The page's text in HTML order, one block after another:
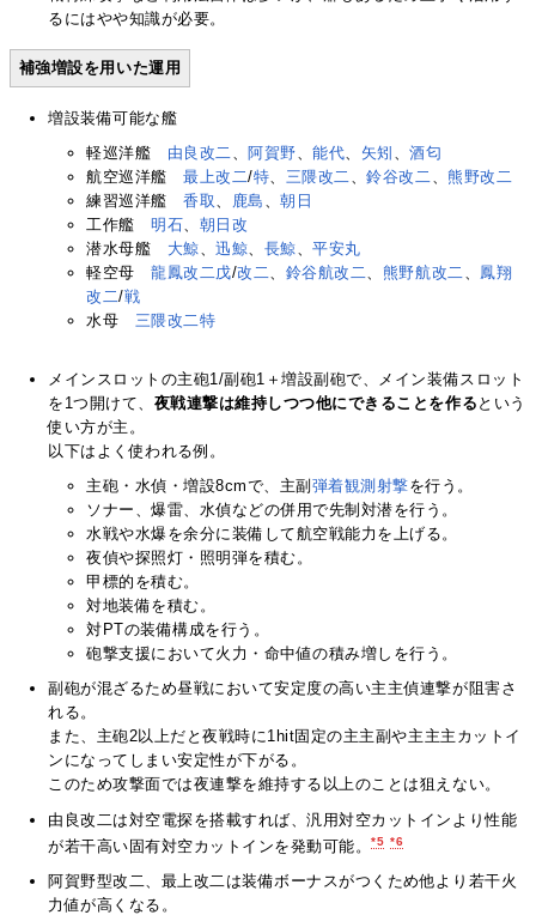
るにはやや知識が必要。
補強増設を用いた運用
増設装備可能な艦
軽巡洋艦 由良改二、 阿賀野、能代、 矢矧 、酒匂
航空巡洋艦最上改二/特、 三隈改二、鈴谷改二、熊野改二
練習巡洋艦香取 、 鹿島 、朝日
工作艦明石、 朝日改
潜水母艦 大鯨、迅鯨、 長鯨、平安丸
軽空母龍鳳改二戊/改二、 鈴谷航改二、 熊野航改二、 鳳翔
改二/戦
水母 三隈改二特
メインスロットの主砲1/副砲1＋増設副砲で、メイン装備スロット
を1つ開けて、 夜戦連撃は維持しつつ他にできることを作る という
使い方が主。
以下はよく使われる例。
主砲・水偵・増設8cmで、主副 弾着観測射撃を行う。
ソナー、爆雷、水偵などの併用で先制対潜を行う。
水戦や水爆を余分に装備して航空戦能力を上げる。
夜偵や探照灯・照明弾を積む。
甲標的を積む。
対地装備を積む。
対PTの装備構成を行う。
砲撃支援において火力・命中値の積み増しを行う。
副砲が混ざるため昼戦において安定度の高い主主偵連撃が阻害さ
れる。
また、主砲2以上だと夜戦時に1hit固定の主主副や主主主カットイ
ンになってしまい安定性が下がる。
このため攻撃面では夜連撃を維持する以上のことは狙えない。
由良改二は対空電探を搭載すれば、汎用対空カットインより性能
が若干高い固有対空カットインを発動可能。*5 *6
阿賀野型改二、最上改二は装備ボーナスがつくため他より若干火
力値が高くなる。